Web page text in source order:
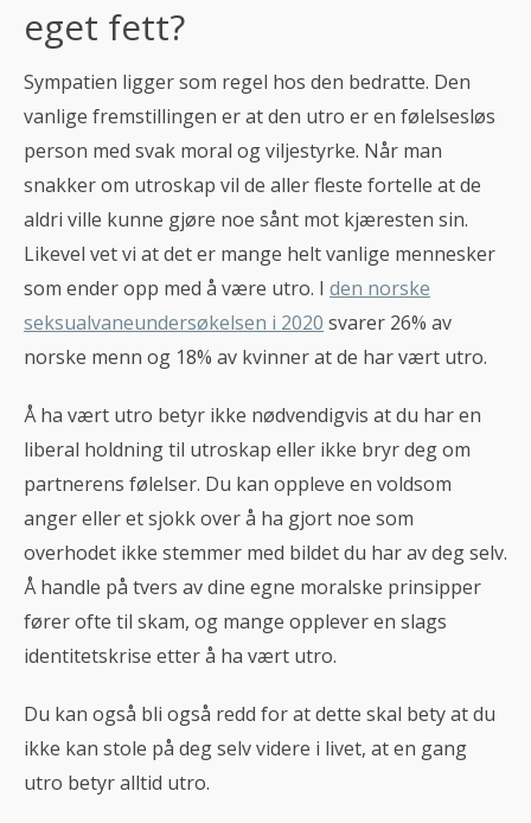
eget fett?
Sympatien ligger som regel hos den bedratte. Den
vanlige fremstillingen er at den utro er en følelsesløs
person med svak moral og viljestyrke. Når man
snakker om utroskap vil de aller fleste fortelle at de
aldri ville kunne gjøre noe sånt mot kjæresten sin.
Likevel vet vi at det er mange helt vanlige mennesker
som ender opp med å være utro. I den norske
seksualvaneundersøkelsen i 2020 svarer 26% av
norske menn og 18% av kvinner at de har vært utro.
Å ha vært utro betyr ikke nødvendigvis at du har en
liberal holdning til utroskap eller ikke bryr deg om
partnerens følelser. Du kan oppleve en voldsom
anger eller et sjokk over å ha gjort noe som
overhodet ikke stemmer med bildet du har av deg selv.
Å handle på tvers av dine egne moralske prinsipper
fører ofte til skam, og mange opplever en slags
identitetskrise etter å ha vært utro.
Du kan også bli også redd for at dette skal bety at du
ikke kan stole på deg selv videre i livet, at en gang
utro betyr alltid utro.